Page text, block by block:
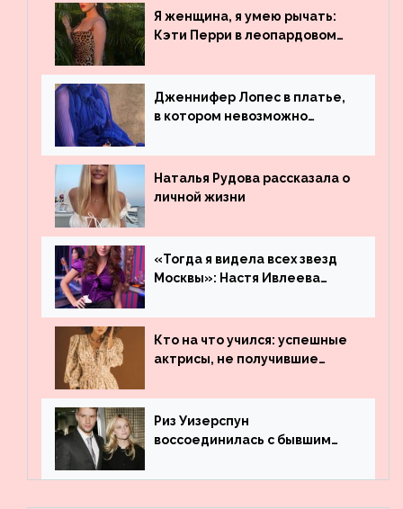
обогнали даже Джастина
Бибера
Я женщина, я умею рычать:
Кэти Перри в леопардовом
Дженнифер Лопес в платье,
в котором невозможно
Наталья Рудова рассказала о
личной жизни
«Тогда я видела всех звезд
Москвы»: Настя Ивлеева
популярности и выложила
архивные фото
Кто на что учился: успешные
актрисы, не получившие
Риз Уизерспун
воссоединилась с бывшим